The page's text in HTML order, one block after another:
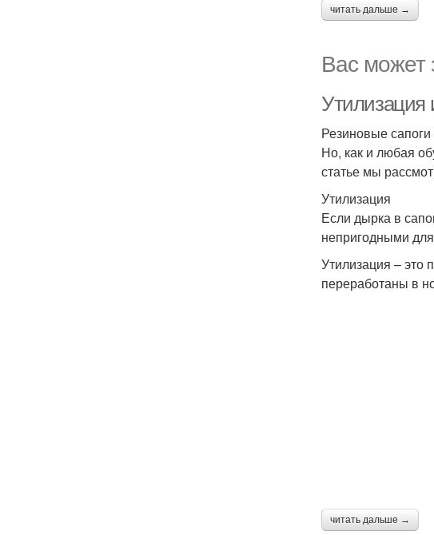
читать дальше →
Вас может
Утилизация
Резиновые
Но, как и любая
статье мы
Утилизация
Если дырка в
непригодными
Утилизация – это
переработаны в
читать дальше →